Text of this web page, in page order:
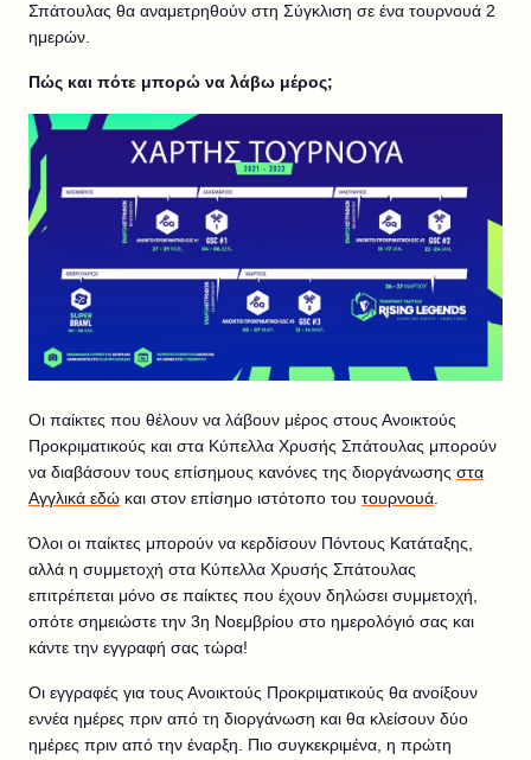
Σπάτουλας θα αναμετρηθούν στη Σύγκλιση σε ένα τουρνουά 2
ημερών.
Πώς και πότε μπορώ να λάβω μέρος;
Οι παίκτες που θέλουν να λάβουν μέρος στους Ανοικτούς
Προκριματικούς και στα Κύπελλα Χρυσής Σπάτουλας μπορούν
να διαβάσουν τους επίσημους κανόνες της διοργάνωσης στα
Αγγλικά εδώ και στον επίσημο ιστότοπο του τουρνουά
Όλοι οι παίκτες μπορούν να κερδίσουν Πόντους Κατάταξης,
αλλά η συμμετοχή στα Κύπελλα Χρυσής Σπάτουλας
επιτρέπεται μόνο σε παίκτες που έχουν δηλώσει συμμετοχή,
οπότε σημειώστε την 3η Νοεμβρίου στο ημερολόγιό σας και
κάντε την εγγραφή σας τώρα!
Οι εγγραφές για τους Ανοικτούς Προκριματικούς θα ανοίξουν
εννέα ημέρες πριν από τη διοργάνωση και θα κλείσουν δύο
ημέρες πριν από την έναρξη. Πιο συγκεκριμένα, η πρώτη